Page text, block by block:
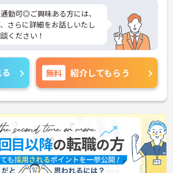
勤可◎ご興味ある方には、
さらに詳細をお話しいたし
ください！
無料 紹介してもらう